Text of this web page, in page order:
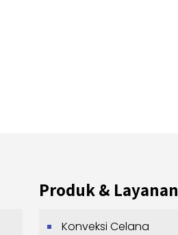
Produk & Layanan
Konveksi Celana